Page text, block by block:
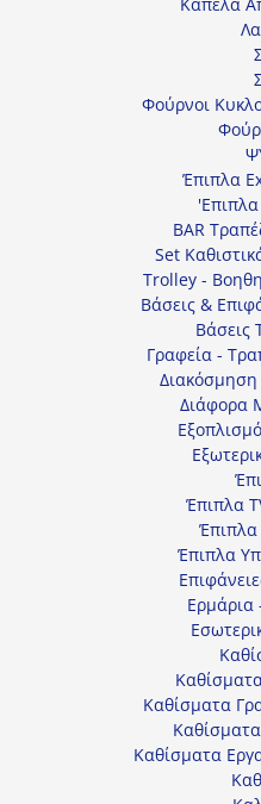
Φούρνοι
Έπιπλα
BAR
Set
Trolley -
Βάσεις &
Βάσεις
Γραφεία -
Διάφορα
Έπιπλα
Έπιπλα
Έπιπλα
Καθίσματα
Καθίσματα